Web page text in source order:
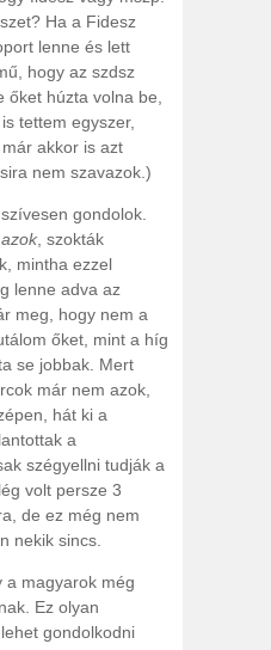
Ha a Fidesz
lenne és lett
hogy az szdsz
őket húzta volna be,
tettem egyszer,
akkor is azt
nem szavazok.)
gondolok.
, szokták
mintha ezzel
lenne adva az
meg, hogy nem a
őket, mint a híg
se jobbak. Mert
már nem azok,
hát ki a
a
szégyellni tudják a
volt persze 3
de ez még nem
nekik sincs.
a magyarok még
Ez olyan
gondolkodni